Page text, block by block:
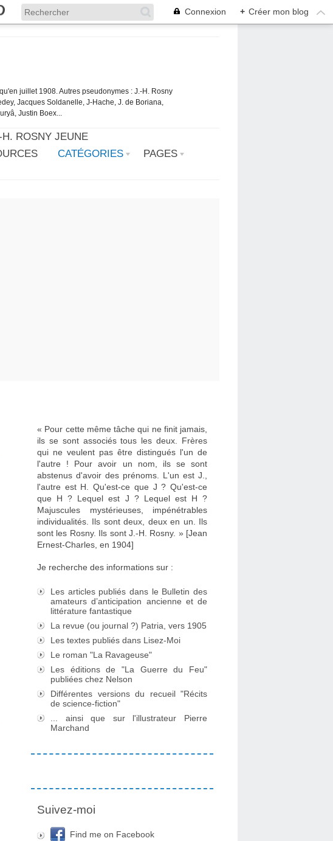
Connexion + Créer mon blog
juillet 1908. Autres pseudonymes : J.-H. Rosny
Jacques Soldanelle, J-Hache, J. de Boriana,
Justin Boex...
ROSNY JEUNE
CATÉGORIES
PAGES
« Pour cette même tâche qui ne finit jamais,
ils se sont associés tous les deux. Frères
qui ne veulent pas être distingués l'un de
l'autre ! Pour avoir un nom, ils se sont
abstenus d'avoir des prénoms. L'un est J.,
l'autre est H. Qu'est-ce que J ? Qu'est-ce
que H ? Lequel est J ? Lequel est H ?
Majuscules mystérieuses, impénétrables
individualités. Ils sont deux, deux en un. Ils
sont les Rosny. Ils sont J.-H. Rosny. » [Jean
Ernest-Charles, en 1904]
Je recherche des informations sur :
Les articles publiés dans le Bulletin des
amateurs d’anticipation ancienne et de
littérature fantastique
La revue (ou journal ?) Patria, vers 1905
Les textes publiés dans Lisez-Moi
Le roman "La Ravageuse"
Les éditions de "La Guerre du Feu"
publiées chez Nelson
Différentes versions du recueil "Récits
de science-fiction"
... ainsi que sur l'illustrateur Pierre
Marchand
Suivez-moi
Find me on Facebook